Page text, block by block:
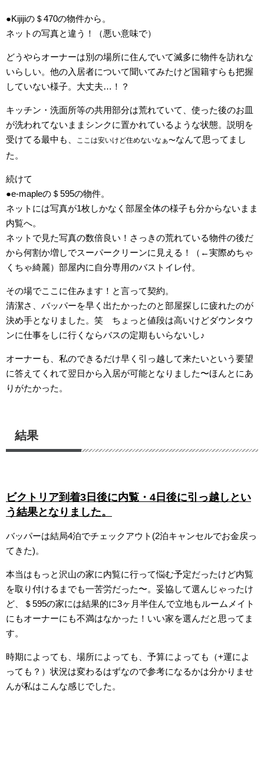
●Kijijiの＄470の物件から。
ネットの写真と違う！（悪い意味で）
どうやらオーナーは別の場所に住んでいて滅多に物件を訪れな
いらしい。他の入居者について聞いてみたけど国籍すらも把握
していない様子。大丈夫…！？
キッチン・洗面所等の共用部分は荒れていて、使った後のお皿
が洗われてないままシンクに置かれているような状態。説明を
受けてる最中も、
ここは安いけど住めないなぁ〜なんて思ってまし
た。
続けて
●e-mapleの＄595の物件。
ネットには写真が1枚しかなく部屋全体の様子も分からないまま
内覧へ。
ネットで見た写真の数倍良い！さっきの荒れている物件の後だ
から何割か増しでスーパークリーンに見える！（←実際めちゃ
くちゃ綺麗）部屋内に自分専用のバストイレ付。
その場でここに住みます！と言って契約。
清潔さ、バッパーを早く出たかったのと部屋探しに疲れたのが
決め手となりました。笑 ちょっと値段は高いけどダウンタウ
ンに仕事をしに行くならバスの定期もいらないし♪
オーナーも、私のできるだけ早く引っ越して来たいという要望
に答えてくれて翌日から入居が可能となりました〜ほんとにあ
りがたかった。
結果
ビクトリア到着3日後に内覧・4日後に引っ越しとい
う結果となりました。
バッパーは結局4泊でチェックアウト(2泊キャンセルでお金戻っ
てきた)。
本当はもっと沢山の家に内覧に行って悩む予定だったけど内覧
を取り付けるまでも一苦労だった〜。妥協して選んじゃったけ
ど、＄595の家には結果的に3ヶ月半住んで立地もルームメイト
にもオーナーにも不満はなかった！いい家を選んだと思ってま
す。
時期によっても、場所によっても、予算によっても（+運によ
っても？）状況は変わるはずなので参考になるかは分かりませ
んが私はこんな感じでした。